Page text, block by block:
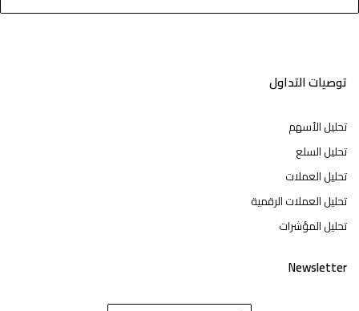
توصيات التداول
تحليل الأسهم
تحليل السلع
تحليل العملات
تحليل العملات الرقمية
تحليل المؤشرات
Newsletter